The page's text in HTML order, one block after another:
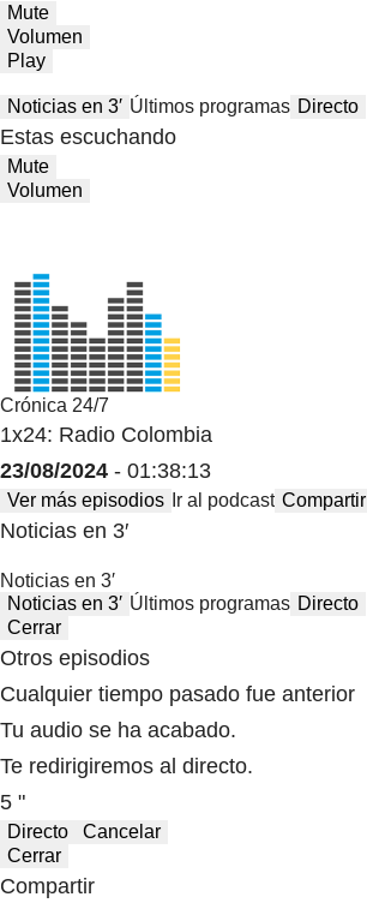
Mute
Volumen
Play
Noticias en 3′ Últimos programas Directo
Estas escuchando
Mute
Volumen
Crónica 24/7
1x24: Radio Colombia
23/08/2024 - 01:38:13
Ver más episodios Ir al podcast Compartir
Noticias en 3′
Noticias en 3′
Noticias en 3′ Últimos programas Directo
Cerrar
Otros episodios
Cualquier tiempo pasado fue anterior
Tu audio se ha acabado.
Te redirigiremos al directo.
5 "
Directo
Cancelar
Cerrar
Compartir